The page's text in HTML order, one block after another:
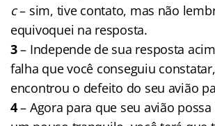
c– sim, tive contato, mas não
equivoquei na resposta.
3– Independe de sua resposta
falha que você conseguiu
encontrou o defeito do seu avião
4– Agora para que seu avião